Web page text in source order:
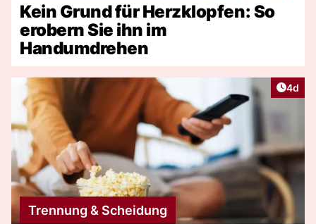
Kein Grund für Herzklopfen: So
erobern Sie ihn im
Handumdrehen
4d
Trennung & Scheidung